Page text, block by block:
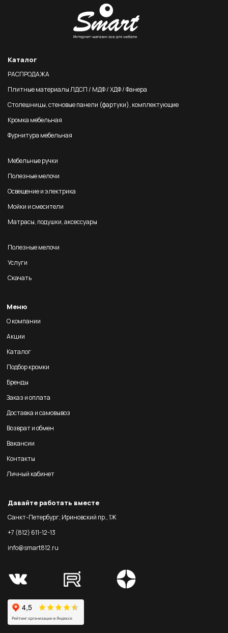
Каталог
РАСПРОДАЖА
Плитные материалы ЛДСП / МДФ / ХДФ / Фанера
Столешницы, стеновые панели (фартуки), комплектующие
Кромка мебельная
Фурнитура мебельная
Мебельные ручки
Полезные мелочи
Освещение и электрика
Мойки и смесители
Матрасы, подушки, аксессуары
Полезные мелочи
Услуги
Скачать
Меню
О компании
Акции
Каталог
Подбор кромки
Бренды
Заказ и оплата
Доставка и самовывоз
Возврат и обмен
Вакансии
Контакты
Личный кабинет
Давайте работать вместе
Санкт-Петербург, Ириновский пр., 1Ж
+7 (812) 611-12-13
info@smart812.ru